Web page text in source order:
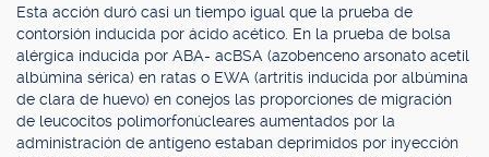
Esta acción duró casi un tiempo igual que la prueba de
contorsión inducida por ácido acético. En la prueba de bolsa
alérgica inducida por ABA- acBSA (azobenceno arsonato acetil
albúmina sérica) en ratas o EWA (artritis inducida por albúmina
de clara de huevo) en conejos las proporciones de migración
de leucocitos polimorfonúcleares aumentados por la
administración de antígeno estaban deprimidos por inyección